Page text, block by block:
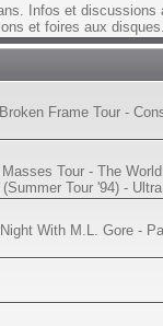
Infos et discussions
et foires aux
Frame Tour -
Tour - The
Tour '94) -
With M.L. Gore -